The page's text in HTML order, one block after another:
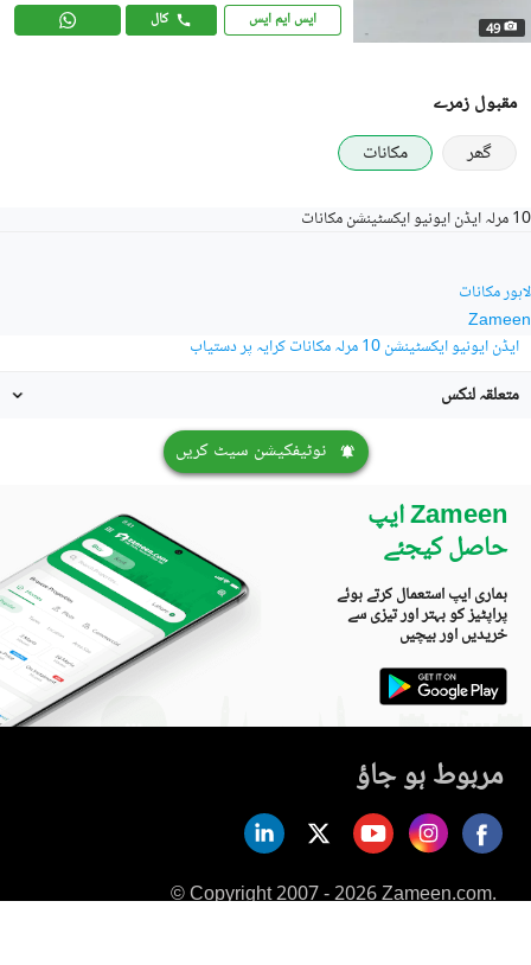
49 ایس ایم ایس کال
مقبول زمرے
گھر
مکانات
Zameen
لاہور مکانات
10 مرلہ ایڈن ایونیو ایکسٹینشن مکانات
ایڈن ایونیو ایکسٹینشن 10 مرلہ مکانات کرایہ پر دستیاب
متعلقہ لنکس
نوٹیفکیشن سیٹ کریں
Zameen ایپ
حاصل کیجئے
ہماری ایپ استعمال کرتے ہوئے
پراپٹیز کو بہتر اور تیزی سے
خریدیں اور بیچیں
مربوط ہو جاؤ
© Copyright 2007 - 2026 Zameen.com.